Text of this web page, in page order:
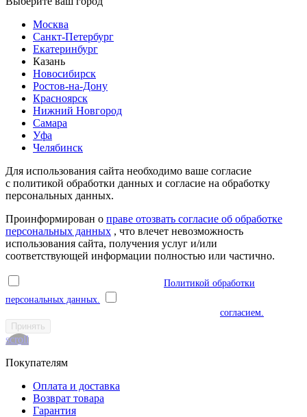
Москва
Санкт-Петербург
Екатеринбург
Казань
Новосибирск
Ростов-на-Дону
Красноярск
Нижний Новгород
Самара
Уфа
Челябинск
Для использования сайта необходимо ваше согласие
с политикой обработки данных и согласие на обработку
персональных данных.
Проинформирован о праве отозвать согласие об обработке
персональных данных , что влечет невозможность
использования сайта, получения услуг и/или
соответствующей информации полностью или частично.
Политикой обработки
персональных данных.
согласием.
Принять
scroll
Покупателям
Оплата и доставка
Возврат товара
Гарантия